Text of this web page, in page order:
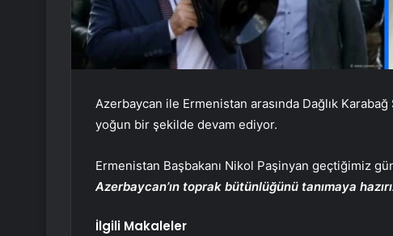
Azerbaycan ile Ermenistan arasında Dağlık Karabağ
yoğun bir şekilde devam ediyor.
Ermenistan Başbakanı Nikol Paşinyan geçtiğimiz
Azerbaycan’ın toprak bütünlüğünü tanımaya
İlgili Makaleler